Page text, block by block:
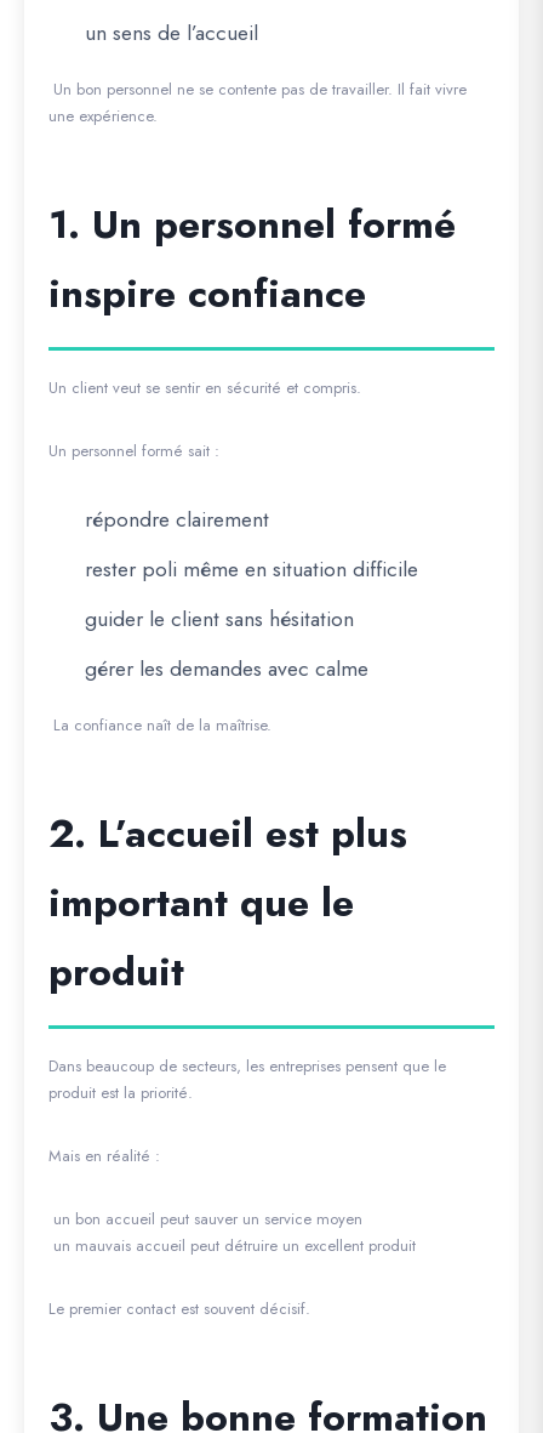
un sens de l’accueil
Un bon personnel ne se contente pas de travailler. Il fait vivre
une expérience.
1. Un personnel formé
inspire confiance
Un client veut se sentir en sécurité et compris.
Un personnel formé sait :
répondre clairement
rester poli même en situation difficile
guider le client sans hésitation
gérer les demandes avec calme
La confiance naît de la maîtrise.
2. L’accueil est plus
important que le
produit
Dans beaucoup de secteurs, les entreprises pensent que le
produit est la priorité.
Mais en réalité :
un bon accueil peut sauver un service moyen
un mauvais accueil peut détruire un excellent produit
Le premier contact est souvent décisif.
3. Une bonne formation